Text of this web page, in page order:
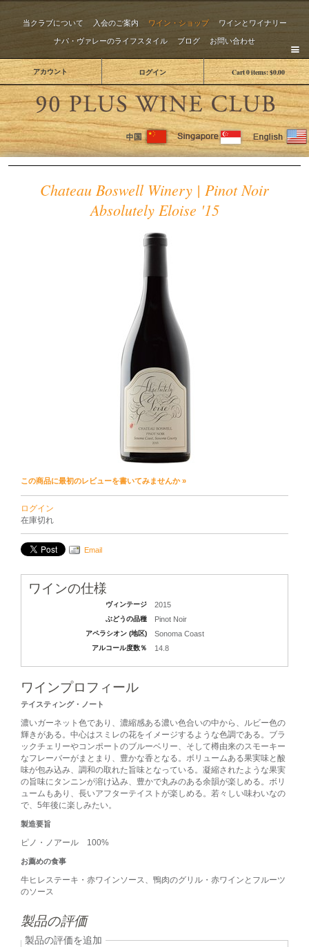
当クラブについて 入会のご案内 ワイン・ショップ
ワインとワイナリー
ナパ・ヴァレーのライフスタイル
ブログ お問い合わせ
Cart0items:$0.00
アカウント ログイン
The
Chateau Boswell Winery | Pinot Noir
Absolutely Eloise '15
この商品に最初のレビューを書いてみませんか »
ログイン
在庫切れ
Email
ワインの仕様
ヴィンテージ 2015
ぶどうの品種 Pinot Noir
アペラシオン (地区) Sonoma Coast
アルコール度数％ 14.8
ワインプロフィール
テイスティング・ノート
濃いガーネット色であり、濃縮感ある濃い色合いの中から、ルビー色の
輝きがある。中心はスミレの花をイメージするような色調である。ブラ
ックチェリーやコンポートのブルーベリー、そして樽由来のスモーキー
なフレーバーがまとまり、豊かな香となる。ボリュームある果実味と酸
味が包み込み、調和の取れた旨味となっている。凝縮されたような果実
の旨味にタンニンが溶け込み、豊かで丸みのある余韻が楽しめる。ボリ
ュームもあり、長いアフターテイストが楽しめる。若々しい味わいなの
で、5年後に楽しみたい。
製造要旨
ピノ・ノアール 100%
お薦めの食事
牛ヒレステーキ・赤ワインソース、鴨肉のグリル・赤ワインとフルーツ
のソース
製品の評価
製品の評価を追加